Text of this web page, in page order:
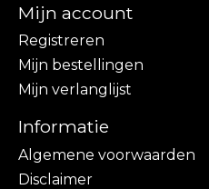
Mijn account
Registreren
Mijn bestellingen
Mijn verlanglijst
Informatie
Algemene voorwaarden
Disclaimer